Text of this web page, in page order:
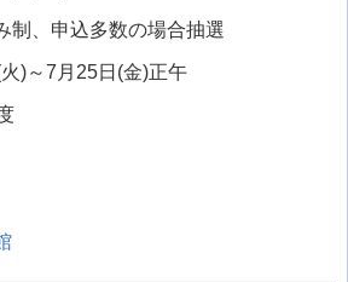
制、申込多数の場合抽選
火)～7 月 25日 (金)正午